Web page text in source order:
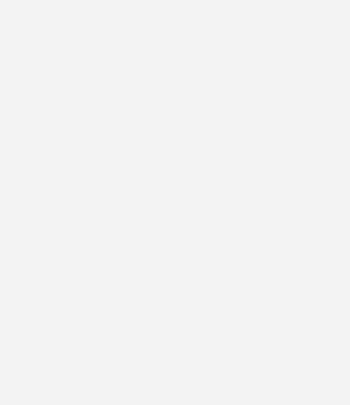
in denen eine explosionsfähige Atmosphäre
brennbaren Gasen, Dämpfen oder Nebeln
Vorschriften, wie die ATEX-Direktiven
Solche Atmosphären treten nicht nur in der
Bergbau oder der Mineralölindustrie auf.
verarbeitenden Industrie finden sich
Als einziger europäischer Hersteller bietet
an speziellen ATEX-Varianten seiner
HG.